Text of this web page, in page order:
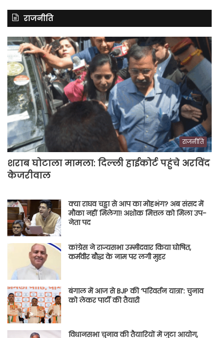
राजनीति
राजनीति
शराब घोटाला मामला: दिल्ली हाईकोर्ट पहुंचे अरविंद
केजरीवाल
क्या राघव चड्ढा से आप का मोहभंग? अब संसद में
मौका नहीं मिलेगा! अशोक मित्तल को मिला उप-
नेता पद
कांग्रेस ने राज्यसभा उम्मीदवार किया घोषित,
कर्मवीर बौद्ध के नाम पर लगी मुहर
बंगाल में आज से BJP की ‘परिवर्तन यात्रा’: चुनाव
को लेकर पार्टी की तैयारी
विधानसभा चुनाव की तैयारियों में जुटा आयोग,